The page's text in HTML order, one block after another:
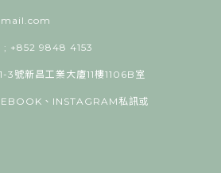
+852 9848 4153
3號新昌工業大廈11樓1106B室
、INSTAGRAM私訊或